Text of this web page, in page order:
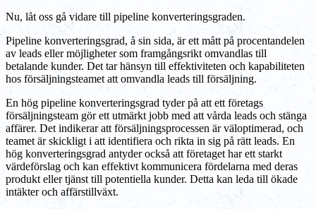
Nu, låt oss gå vidare till pipeline konverteringsgraden.
Pipeline konverteringsgrad, å sin sida, är ett mått på procentandelen
av leads eller möjligheter som framgångsrikt omvandlas till
betalande kunder. Det tar hänsyn till effektiviteten och kapabiliteten
hos försäljningsteamet att omvandla leads till försäljning.
En hög pipeline konverteringsgrad tyder på att ett företags
försäljningsteam gör ett utmärkt jobb med att vårda leads och stänga
affärer. Det indikerar att försäljningsprocessen är väloptimerad, och
teamet är skickligt i att identifiera och rikta in sig på rätt leads. En
hög konverteringsgrad antyder också att företaget har ett starkt
värdeförslag och kan effektivt kommunicera fördelarna med deras
produkt eller tjänst till potentiella kunder. Detta kan leda till ökade
intäkter och affärstillväxt.